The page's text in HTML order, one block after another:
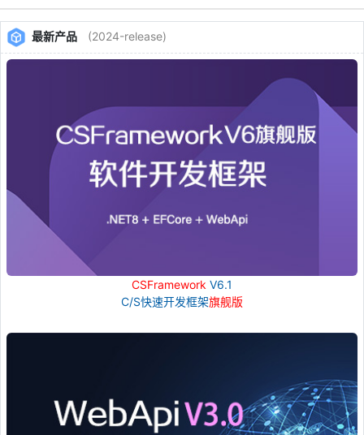
最新产品 (2024-release)
CSFramework V6.1
C/S快速开发框架旗舰版